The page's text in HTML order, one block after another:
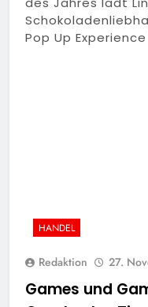
Pop Up
HANDEL
Redaktion 27.
Games und